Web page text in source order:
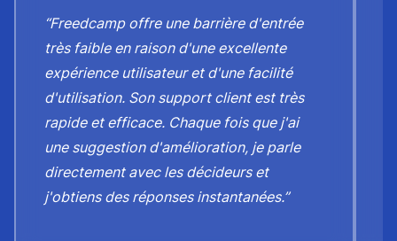
“Freedcamp offre une barrière d'entrée
très faible en raison d'une excellente
expérience utilisateur et d'une facilité
d'utilisation. Son support client est très
rapide et efficace. Chaque fois que j'ai
une suggestion d'amélioration, je parle
directement avec les décideurs et
j'obtiens des réponses instantanées.”